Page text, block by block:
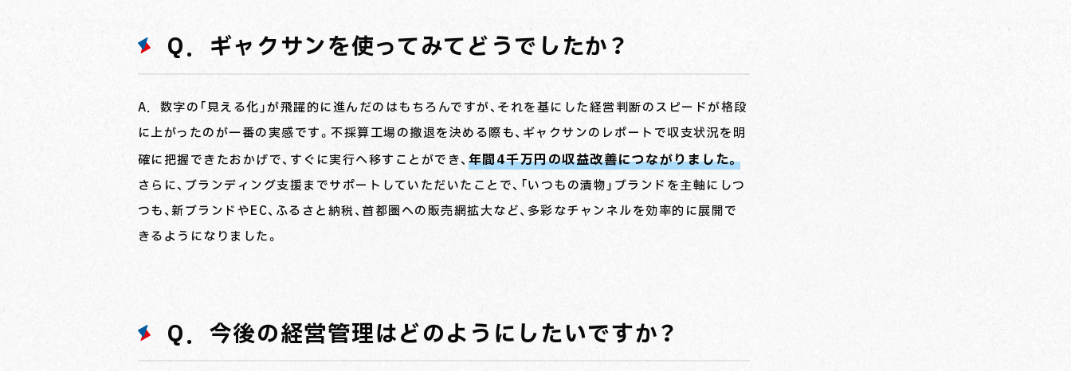
Q．ギャクサンを使ってみてどうでしたか？
A．数字の「見える化」が飛躍的に進んだのはもちろんですが、それを基にした経営判断のスピードが格段
に上がったのが一番の実感です。不採算工場の撤退を決める際も、ギャクサンのレポートで収支状況を明
確に把握できたおかげで、すぐに実行へ移すことができ、 年間4千万円の収益改善につながりました。
さらに、ブランディング支援までサポートしていただいたことで、「いつもの漬物」ブランドを主軸にしつ
つも、新ブランドやEC、ふるさと納税、首都圏への販売網拡大など、多彩なチャンネルを効率的に展開で
きるようになりました。
Q．今後の経営管理はどのようにしたいですか？